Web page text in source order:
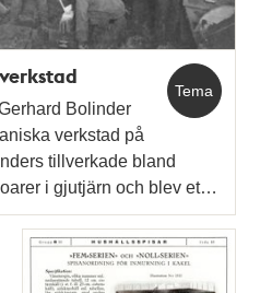
Tema
Bolinder
verkstad på
tillverkade bland
i gjutjärn och blev et…